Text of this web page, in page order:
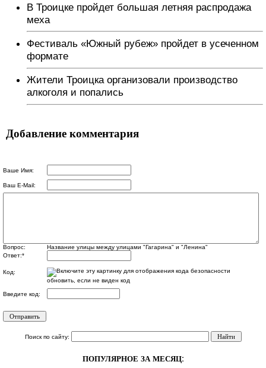
В Троицке пройдет большая летняя распродажа
меха
Фестиваль «Южный рубеж» пройдет в усеченном
формате
Жители Троицка организовали производство
алкоголя и попались
Добавление комментария
Ваше Имя:
Ваш E-Mail:
Вопрос:
Название улицы между улицами "Гагарина" и "Ленина"
Ответ:*
Код:
обновить, если не виден код
Введите код:
Поиск по сайту:
ПОПУЛЯРНОЕ ЗА МЕСЯЦ: